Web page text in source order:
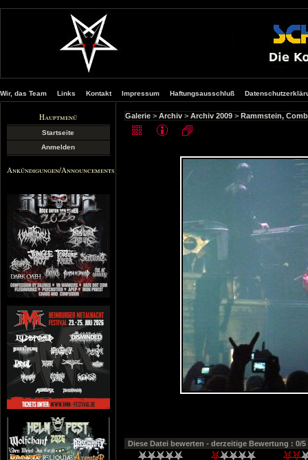
Wir, das Team Links Kontakt Impressum Haftungsausschluß
Hauptmenü
Startseite
Anmelden
Ankündigungen/Announcements
Galerie > Archiv > Archiv 2009 > Rammstein,
Diese Datei bewerten - derzeitige Bewertung : 0/